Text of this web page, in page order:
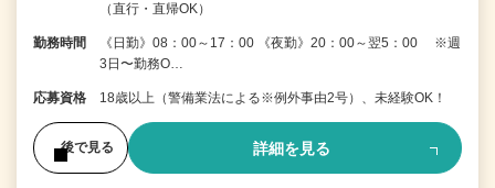
（直行・直帰OK）
勤務時間
《日勤》08：00～17：00 《夜勤》20：00～翌5：00 ※週
3日〜勤務O…
応募資格 18歳以上（警備業法による※例外事由2号）、未経験OK！
後で見る 詳細を見る